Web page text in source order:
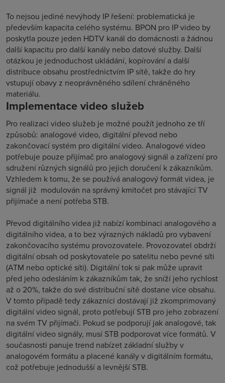
To nejsou jediné nevýhody IP řešení: problematická je
především kapacita celého systému. BPON pro IP video by
poskytla pouze jeden HDTV kanál do domácnosti a žádnou
další kapacitu pro další kanály nebo datové služby. Další
otázkou je jednoduchost ukládání, kopírování a další
distribuce obsahu prostřednictvím IP sítě, takže do hry
vstupují obavy z neoprávněného sdílení chráněného
materiálu.
Implementace video služeb
Pro realizaci video služeb je možné použít jednoho ze tří
způsobů: analogové video, digitální převod nebo
zakončovací systém pro digitální video. Analogové video
potřebuje pouze přijímač pro analogový signál a zařízení pro
sdružení různých signálů pro jejich doručení k zákazníkům.
Vzhledem k tomu, že se používá analogový formát videa, je
signál již modulován na správný kmitočet pro stávající TV
přijímače a není potřeba STB.
Převod digitálního videa již nabízí kombinaci analogového a
digitálního videa, a to bez výrazných nákladů pro vybavení
zakončovacího systému provozovatele. Provozovatel obdrží
digitální obsah od poskytovatele po satelitu nebo pevné síti
(ATM nebo optické síti). Digitální tok si pak může upravit
před jeho odesláním k zákazníkům tak, že sníží jeho rychlost
až o 20%, takže do své distribuční sítě dostane více obsahu.
V tomto případě tedy zákazníci dostávají již zkomprimovaný
digitální video signál, proto potřebují STB pro jeho zobrazení
na svém TV přijímači. Pokud se podporují jak analogové, tak
digitální video signály, musí STB podporovat více formátů. V
současnosti panuje trend nabízet základní služby v
analogovém formátu a placené kanály v digitálním formátu,
což potřebuje jednodušší a levnější STB.